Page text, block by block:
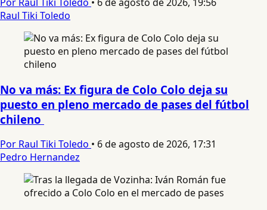
Raul Tiki Toledo
No va más: Ex figura de Colo Colo deja su
puesto en pleno mercado de pases del fútbol
chileno
Por Raul Tiki Toledo • 6 de agosto de 2026, 17:31
Pedro Hernandez